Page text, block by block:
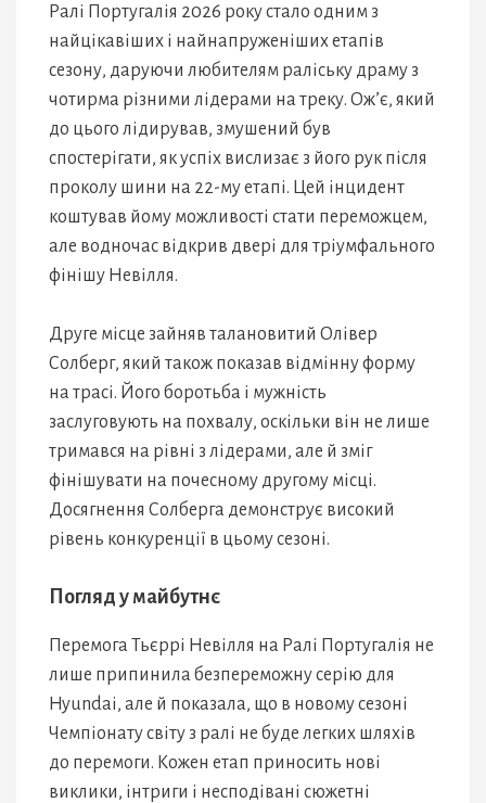
Ралі Португалія 2026 року стало одним з
найцікавіших і найнапруженіших етапів
сезону, даруючи любителям раліську драму з
чотирма різними лідерами на треку. Ож’є, який
до цього лідирував, змушений був
спостерігати, як успіх вислизає з його рук після
проколу шини на 22-му етапі. Цей інцидент
коштував йому можливості стати переможцем,
але водночас відкрив двері для тріумфального
фінішу Невілля.
Друге місце зайняв талановитий Олівер
Солберг, який також показав відмінну форму
на трасі. Його боротьба і мужність
заслуговують на похвалу, оскільки він не лише
тримався на рівні з лідерами, але й зміг
фінішувати на почесному другому місці.
Досягнення Солберга демонструє високий
рівень конкуренції в цьому сезоні.
Погляд у майбутнє
Перемога Тьєррі Невілля на Ралі Португалія не
лише припинила безпереможну серію для
Hyundai, але й показала, що в новому сезоні
Чемпіонату світу з ралі не буде легких шляхів
до перемоги. Кожен етап приносить нові
виклики, інтриги і несподівані сюжетні